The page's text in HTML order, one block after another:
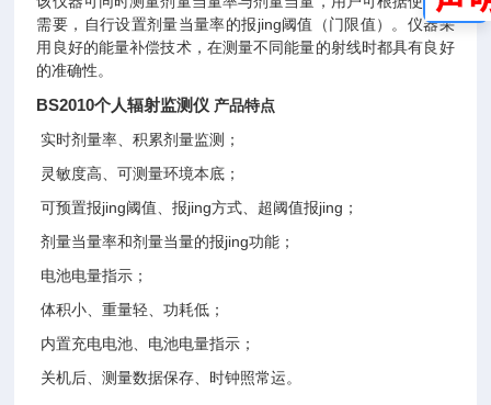
需要，自行设置剂量当量率的报jing阈值（门限值）。 仪器采
用良好的能量补偿技术，在测量不同能量的射线时都具有良好
的准确性。
BS2010个人辐射监测仪 产品特点
实时剂量率、积累剂量监测；
灵敏度高、可测量环境本底；
可预置报jing阈值、报jing方式、超阈值报jing ；
剂量当量率和剂量当量的报jing功能；
电池电量指示；
体积小、重量轻、功耗低；
内置充电电池、电池电量指示；
关机后、测量数据保存、时钟照常运。